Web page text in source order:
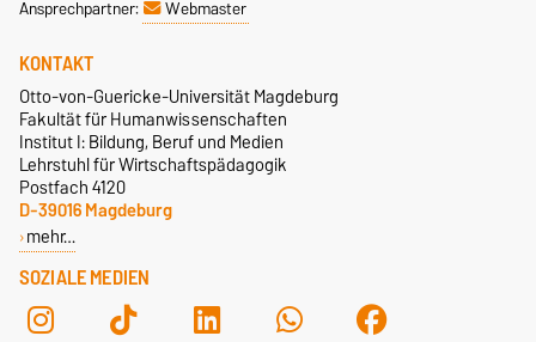
Ansprechpartner:
Webmaster
SOZIALE MEDIEN
KONTAKT
Otto-von-Guericke-Universität Magdeburg
Fakultät für Humanwissenschaften
Institut I: Bildung, Beruf und Medien
Lehrstuhl für Wirtschaftspädagogik
Postfach 4120
D-39016 Magdeburg
mehr…